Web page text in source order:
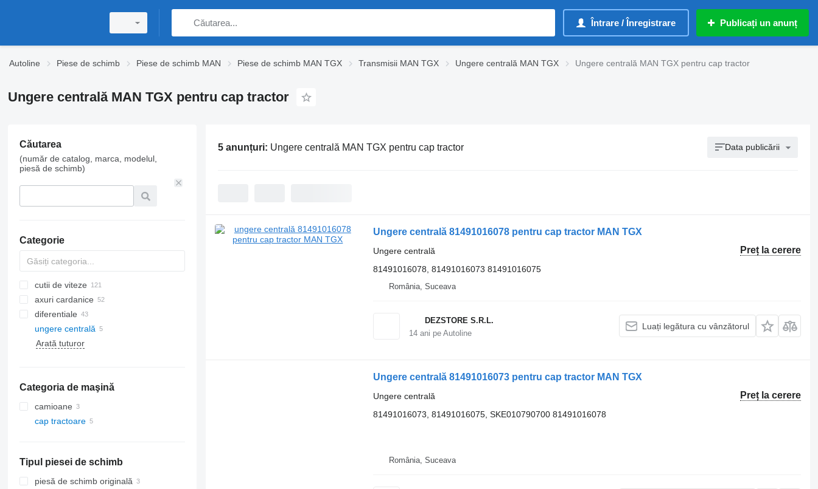
Întrare / Înregistrare Publicați un anunț
Autoline Piese de schimb Piese de schimb MAN Piese de schimb MAN TGX Transmisii MAN TGX Ungere centrală MAN TGX Ungere centrală MAN TGX pentru cap tractor
Ungere centrală MAN TGX pentru cap tractor
Căutarea
(număr de catalog, marca, modelul,
piesă de schimb)
Categorie
cutii de viteze
axuri cardanice
diferentiale
ungere centrală
Arată tuturor
Categoria de maşină
camioane
cap tractoare
Tipul piesei de schimb
piesă de schimb originală
5 anunțuri: Ungere centrală MAN TGX pentru cap tractor Data publicării
Ungere centrală 81491016078 pentru cap tractor MAN TGX
Preț la cerere
Ungere centrală
81491016078, 81491016073 81491016075
România, Suceava
DEZSTORE S.R.L.
14ani pe Autoline
Luați legătura cu vânzătorul
Ungere centrală 81491016073 pentru cap tractor MAN TGX
Preț la cerere
Ungere centrală
81491016073, 81491016075, SKE010790700 81491016078
România, Suceava